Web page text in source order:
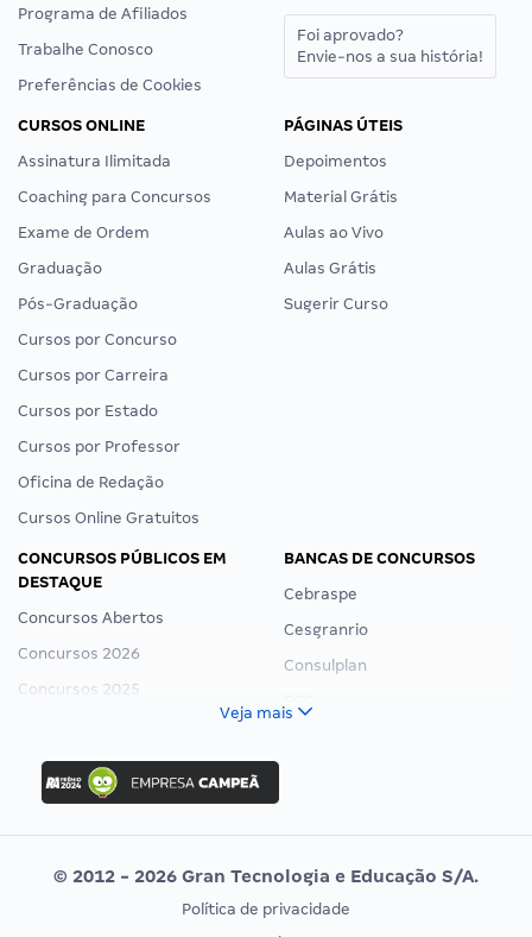
Programa de Afiliados
Trabalhe Conosco
Preferências de Cookies
Foi aprovado?
Envie-nos a sua história!
CURSOS ONLINE
Assinatura Ilimitada
Coaching para Concursos
Exame de Ordem
Graduação
Pós-Graduação
Cursos por Concurso
Cursos por Carreira
Cursos por Estado
Cursos por Professor
Oficina de Redação
Cursos Online Gratuitos
PÁGINAS ÚTEIS
Depoimentos
Material Grátis
Aulas ao Vivo
Aulas Grátis
Sugerir Curso
CONCURSOS PÚBLICOS EM
DESTAQUE
Concursos Abertos
Concursos 2026
Concursos 2025
Concurso Nacional Unificado
Concurso Ibama
Concurso MPU
Editais publicados
BANCAS DE CONCURSOS
Cebraspe
Cesgranrio
Consulplan
Vunesp
CONCURSOS POR PROFISSÃO EXAME DE ORDEM
Veja mais
© 2012 - 2026 Gran Tecnologia e Educação S/A.
Política de privacidade